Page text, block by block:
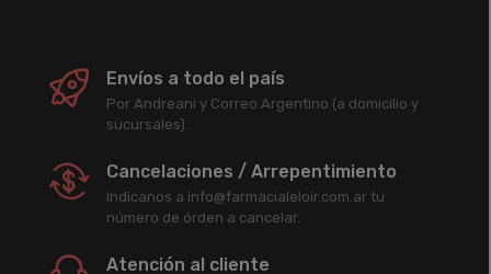
Envíos a todo el país
Por Andreani y Correo Argentino (a domicilio y
sucursales).
Cancelaciones / Arrepentimiento
Indicanos a info@farmacialeloir.com.ar tu
número de órden a cancelar.
Atención al cliente